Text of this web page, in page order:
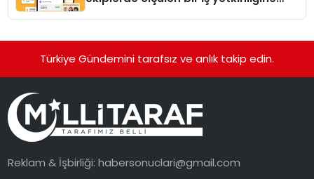
Türkiye Gündemini tarafsız ve anlık takip edin.
Reklam & İşbirliği:habersonuclari@gmail.com